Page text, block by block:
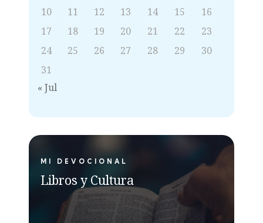
10
11 12 13 14 15
16
17
18 19 20 21 22
23
24
25 26 27 28 29
30
31
« Jul
MI DEVOCIONAL
Libros y Cultura